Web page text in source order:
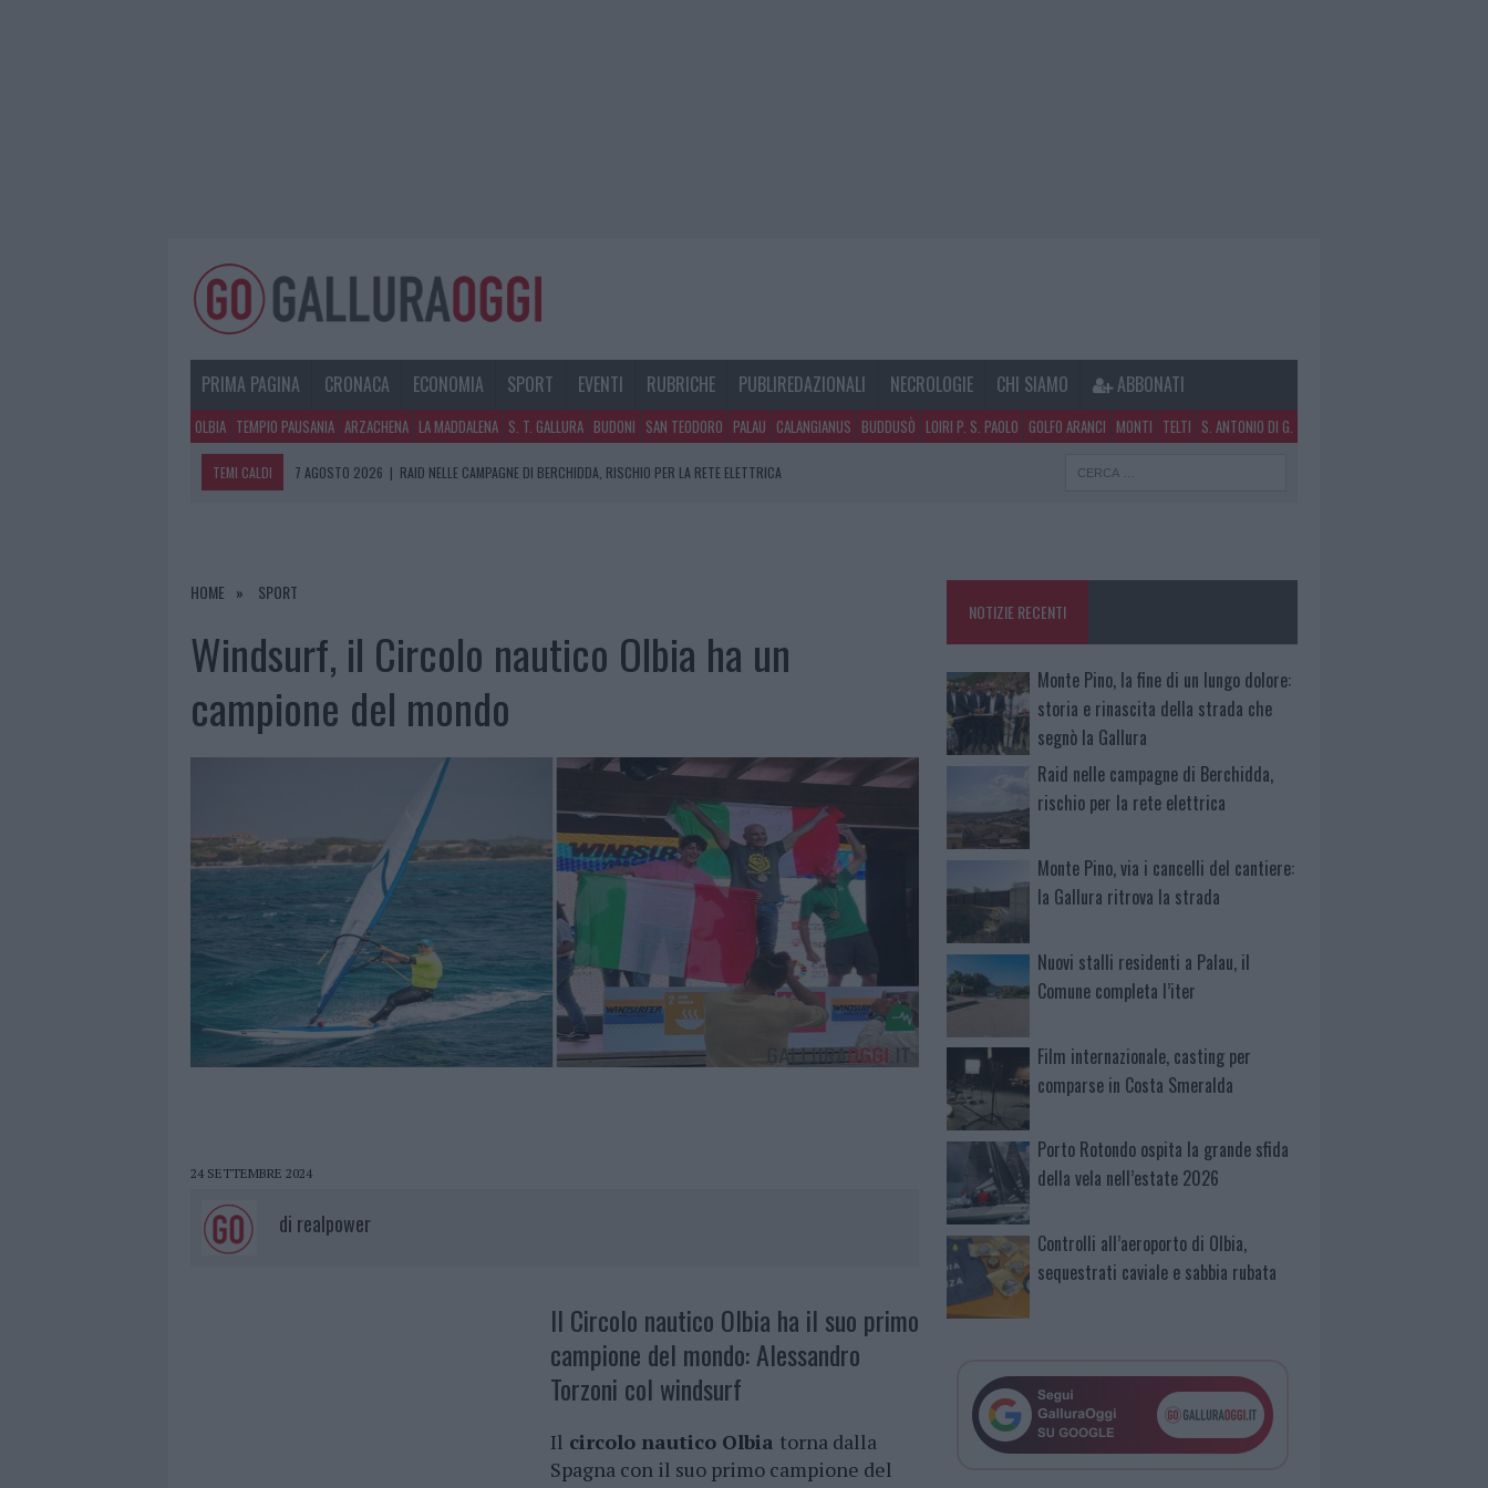
PRIMA PAGINA CRONACA ECONOMIA SPORT EVENTI RUBRICHE PUBLIREDAZIONALI NECROLOGIE CHI SIAMO ABBONATI
OLBIA TEMPIO PAUSANIA ARZACHENA LA MADDALENA S. T. GALLURA BUDONI SAN TEODORO PALAU CALANGIANUS BUDDUSÒ LOIRI P. S. PAOLO GOLFO ARANCI MONTI TELTI S. ANTONIO DI G.
TEMI CALDI 7 AGOSTO 2026 | RAID NELLE CAMPAGNE DI BERCHIDDA, RISCHIO PER LA RETE ELETTRICA
7 AGOSTO 2026
HOME SPORT
Windsurf, il Circolo nautico Olbia ha un
campione del mondo
24 SETTEMBRE 2024
di realpower
Il Circolo nautico Olbia ha il suo primo
campione del mondo: Alessandro
Torzoni col windsurf
Il circolo nautico Olbia torna dalla
Spagna con il suo primo campione del
NOTIZIE RECENTI
Monte Pino, la fine di un lungo dolore:
storia e rinascita della strada che
segnò la Gallura
Raid nelle campagne di Berchidda,
rischio per la rete elettrica
Monte Pino, via i cancelli del cantiere:
la Gallura ritrova la strada
Nuovi stalli residenti a Palau, il
Comune completa l’iter
Film internazionale, casting per
comparse in Costa Smeralda
Porto Rotondo ospita la grande sfida
della vela nell’estate 2026
Controlli all’aeroporto di Olbia,
sequestrati caviale e sabbia rubata